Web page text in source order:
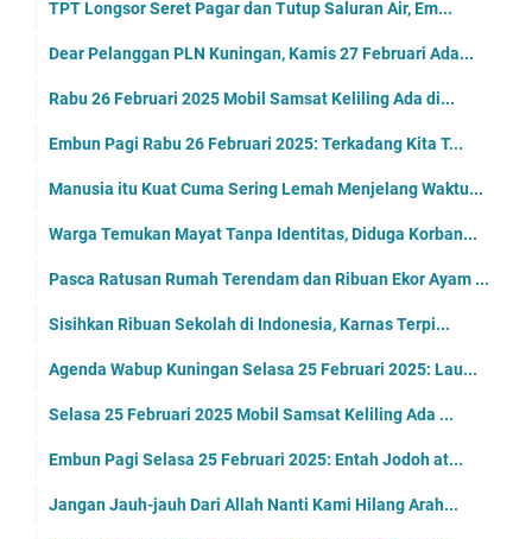
TPT Longsor Seret Pagar dan Tutup Saluran Air, Em...
Dear Pelanggan PLN Kuningan, Kamis 27 Februari Ada...
Rabu 26 Februari 2025 Mobil Samsat Keliling Ada di...
Embun Pagi Rabu 26 Februari 2025: Terkadang Kita T...
Manusia itu Kuat Cuma Sering Lemah Menjelang Waktu...
Warga Temukan Mayat Tanpa Identitas, Diduga Korban...
Pasca Ratusan Rumah Terendam dan Ribuan Ekor Ayam ...
Sisihkan Ribuan Sekolah di Indonesia, Karnas Terpi...
Agenda Wabup Kuningan Selasa 25 Februari 2025: Lau...
Selasa 25 Februari 2025 Mobil Samsat Keliling Ada ...
Embun Pagi Selasa 25 Februari 2025: Entah Jodoh at...
Jangan Jauh-jauh Dari Allah Nanti Kami Hilang Arah...